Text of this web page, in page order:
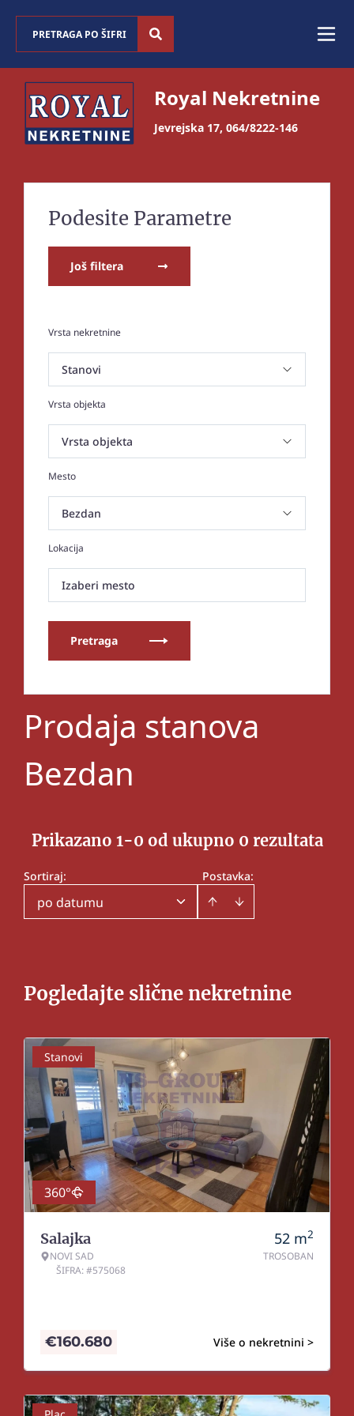
Royal Nekretnine
Jevrejska 17, 064/8222-146
Podesite Parametre
Još filtera
Vrsta nekretnine
Vrsta objekta
Mesto
Lokacija
Izaberi mesto
Pretraga
Prodaja stanova
Bezdan
Prikazano 1-0 od ukupno 0 rezultata
Postavka:
Sortiraj:
po datumu
Pogledajte slične nekretnine
Stanovi
360°
Salajka
NOVI SAD
ŠIFRA: #575068
52 m2
TROSOBAN
Više o nekretnini >
€160.680